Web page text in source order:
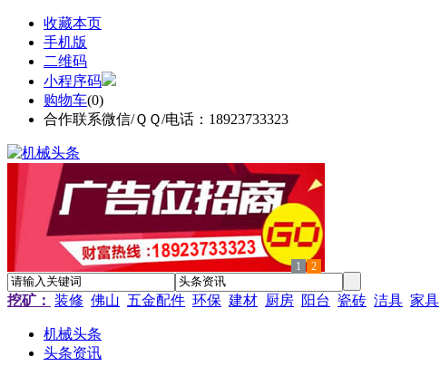
收藏本页
手机版
二维码
小程序码
购物车(0)
合作联系微信/ＱＱ/电话：18923733323
1 2
挖矿： 装修 佛山 五金配件 环保 建材 厨房 阳台 瓷砖 洁具 家具
机械头条
头条资讯